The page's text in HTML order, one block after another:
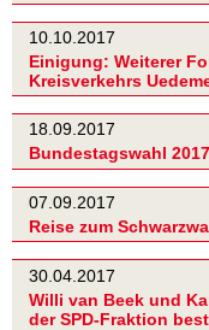
10.10.2017
Einigung: Weiterer
Kreisverkehrs
18.09.2017
Bundestagswahl 2017
07.09.2017
Reise zum
30.04.2017
Willi van Beek und
der SPD-Fraktion